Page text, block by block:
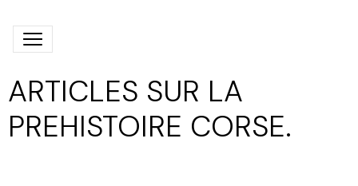
ARTICLES SUR LA
PREHISTOIRE CORSE.